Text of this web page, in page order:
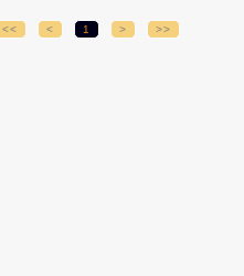
<< < 1 > >>